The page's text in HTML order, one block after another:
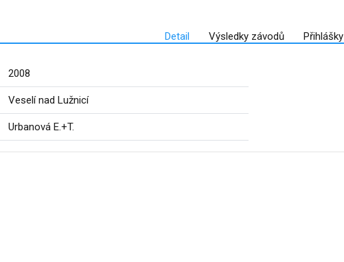
Detail Výsledky závodů Přihlášky
2008
Veselí nad Lužnicí
Urbanová E.+T.